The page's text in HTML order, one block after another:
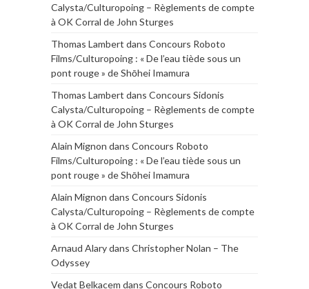
Calysta/Culturopoing – Règlements de compte
à OK Corral de John Sturges
Thomas Lambert dans Concours Roboto
Films/Culturopoing : « De l’eau tiède sous un
pont rouge » de Shōhei Imamura
Thomas Lambert dans Concours Sidonis
Calysta/Culturopoing – Règlements de compte
à OK Corral de John Sturges
Alain Mignon dans Concours Roboto
Films/Culturopoing : « De l’eau tiède sous un
pont rouge » de Shōhei Imamura
Alain Mignon dans Concours Sidonis
Calysta/Culturopoing – Règlements de compte
à OK Corral de John Sturges
Arnaud Alarydans Christopher Nolan – The
Odyssey
Vedat Belkacem dans Concours Roboto